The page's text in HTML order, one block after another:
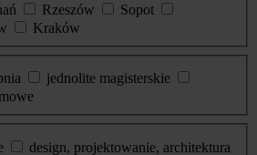
Rzeszów
Sopot
Kraków
jednolite magisterskie
design, projektowanie, architektura